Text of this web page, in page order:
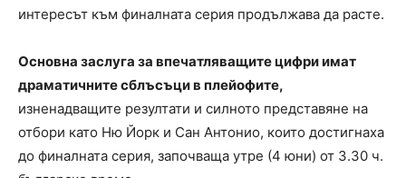
интересът към финалната серия продължава да расте.
Основна заслуга за впечатляващите цифри имат
драматичните сблъсъци в плейофите,
изненадващите резултати и силното представяне на
отбори като Ню Йорк и Сан Антонио, които достигнаха
до финалната серия, започваща утре (4 юни) от 3.30 ч.